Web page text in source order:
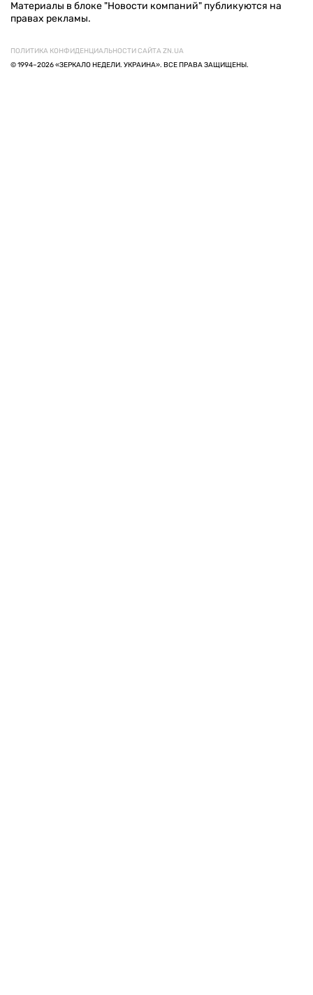
Материалы в блоке "Новости компаний" публикуются на
правах рекламы.
ПОЛИТИКА КОНФИДЕНЦИАЛЬНОСТИ САЙТА ZN.UA
© 1994–2026 «ЗЕРКАЛО НЕДЕЛИ. УКРАИНА». ВСЕ ПРАВА ЗАЩИЩЕНЫ.